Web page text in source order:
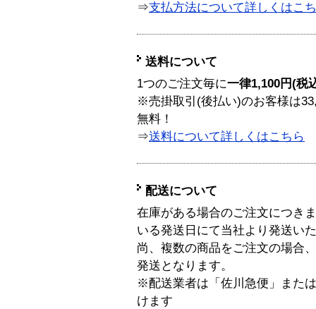
⇒支払方法について詳しくはこ
送料について
1つのご注文毎に一律1,100円(税
※売掛取引(後払い)のお客様は
無料！
⇒送料について詳しくはこちら
配送について
在庫がある場合のご注文につき
いる発送日にて当社より発送い
尚、複数の商品をご注文の場合
発送となります。
※配送業者は「佐川急便」また
けます